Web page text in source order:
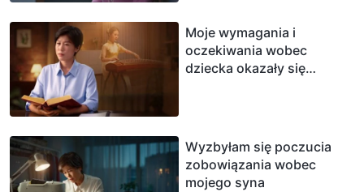
Moje wymagania i
oczekiwania wobec
dziecka okazały się
Wyzbyłam się poczucia
zobowiązania wobec
mojego syna